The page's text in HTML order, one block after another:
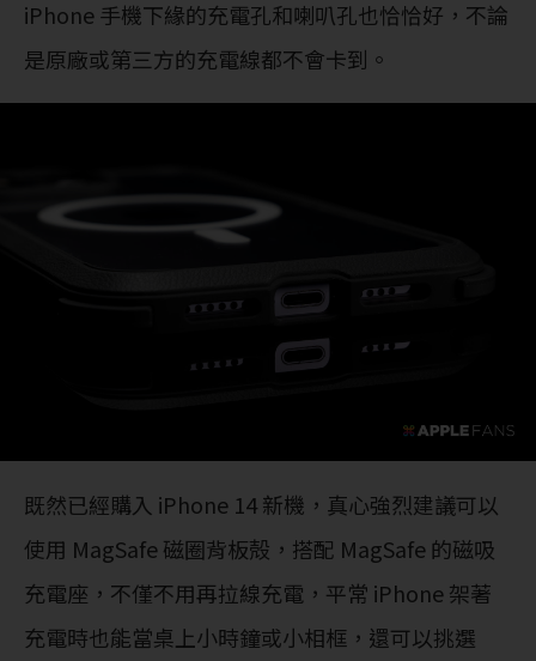
iPhone 手機下緣的充電孔和喇叭孔也恰恰好，不論
是原廠或第三方的充電線都不會卡到。
既然已經購入 iPhone 14 新機，真心強烈建議可以
使用 MagSafe 磁圈背板殻，搭配 MagSafe 的磁吸
充電座，不僅不用再拉線充電，平常 iPhone 架著
充電時也能當桌上小時鐘或小相框，還可以挑選